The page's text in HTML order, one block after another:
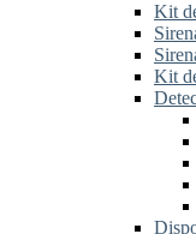
Kit
Kit